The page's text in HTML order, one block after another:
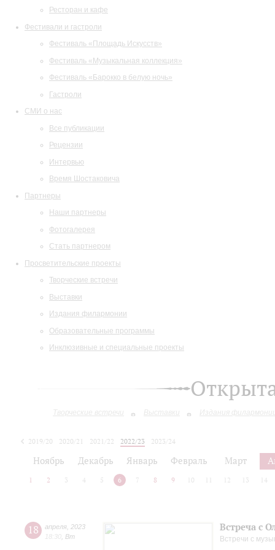
Ресторан и кафе
Фестивали и гастроли
Фестиваль «Площадь Искусств»
Фестиваль «Музыкальная коллекция»
Фестиваль «Барокко в белую ночь»
Гастроли
СМИ о нас
Все публикации
Рецензии
Интервью
Время Шостаковича
Партнеры
Наши партнеры
Фотогалерея
Стать партнером
Просветительские проекты
Творческие встречи
Выставки
Издания филармонии
Образовательные программы
Инклюзивные и специальные проекты
Творческие встречи Выставки Издания
2019/20 2020/21 2021/22 2022/23
2023/24
Ноябрь Декабрь Январь Февраль Март
1 2 3 4 5 6 7 8 9 10 12 13 14
18 апреля 2023
18:30 Вт
Встреча с
Встречи с